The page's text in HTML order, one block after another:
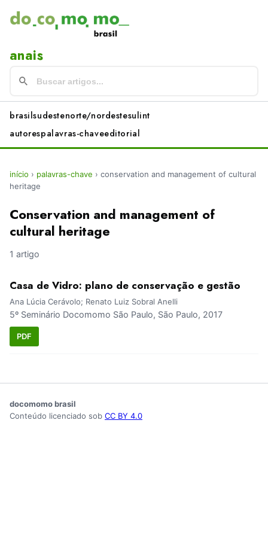
anais
brasilsudestenorte/nordestesulint
autorespalavras-chaveeditorial
início › palavras-chave › conservation and management of cultural
heritage
Conservation and management of
cultural heritage
1 artigo
Casa de Vidro: plano de conservação e gestão
Ana Lúcia Cerávolo; Renato Luiz Sobral Anelli
5º Seminário Docomomo São Paulo, São Paulo, 2017
PDF
docomomo brasil
Conteúdo licenciado sob CC BY 4.0